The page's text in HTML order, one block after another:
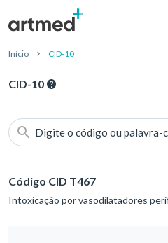
Início CID-10
CID-10
Digite o código ou palavra-
Código CID T467
Intoxicação por vasodilatadores